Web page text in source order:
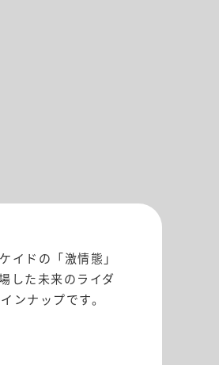
イドの「激情態」
した未来のライダ
ンナップです。